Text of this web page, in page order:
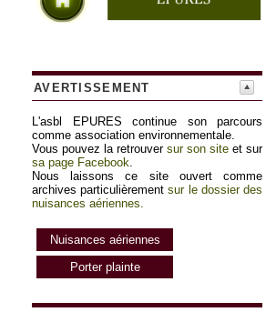
AVERTISSEMENT
L'asbl EPURES continue son parcours
comme association environnementale.
Vous pouvez la retrouver sur son site et sur
sa page Facebook.
Nous laissons ce site ouvert comme
archives particulièrementsur le dossier des
nuisances aériennes.
Nuisances aériennes
Porter plainte